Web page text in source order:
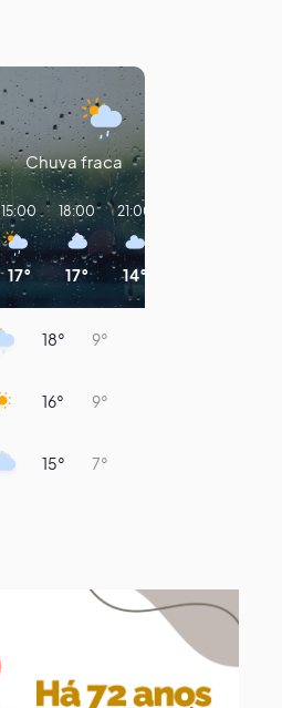
Chuva fraca
15:00
17°
18:00
17°
21:00
14°
18° 9°
16° 9°
15° 7°
12°